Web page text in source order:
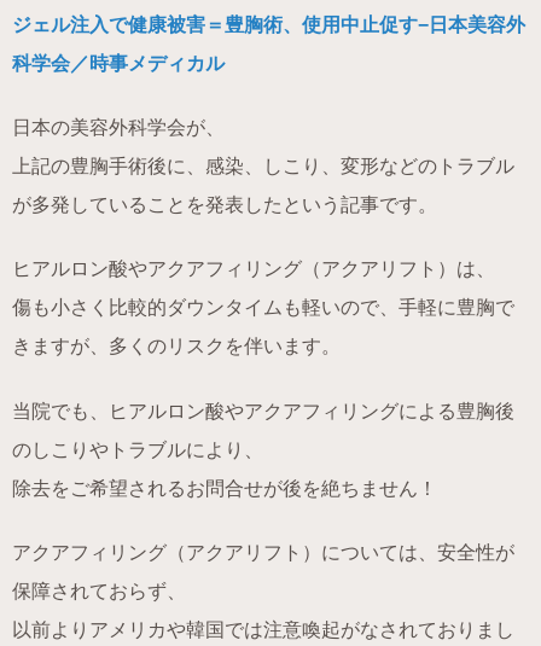
ジェル注入で健康被害＝豊胸術、使用中止促す−日本美容外
科学会／時事メディカル
日本の美容外科学会が、
上記の豊胸手術後に、感染、しこり、変形などのトラブル
が多発していることを発表したという記事です。
ヒアルロン酸やアクアフィリング（アクアリフト）は、
傷も小さく比較的ダウンタイムも軽いので、手軽に豊胸で
きますが、多くのリスクを伴います。
当院でも、ヒアルロン酸やアクアフィリングによる豊胸後
のしこりやトラブルにより、
除去をご希望されるお問合せが後を絶ちません！
アクアフィリング（アクアリフト）については、安全性が
保障されておらず、
以前よりアメリカや韓国では注意喚起がなされておりまし